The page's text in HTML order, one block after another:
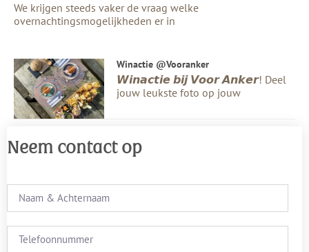
We krijgen steeds vaker de vraag welke
overnachtingsmogelijkheden er in
Winactie @vooranker
𝙒𝙞𝙣𝙖𝙘𝙩𝙞𝙚 𝙗𝙞𝙟 𝙑𝙤𝙤𝙧 𝘼𝙣𝙠𝙚𝙧! Deel
jouw leukste foto op jouw
Neem contact op